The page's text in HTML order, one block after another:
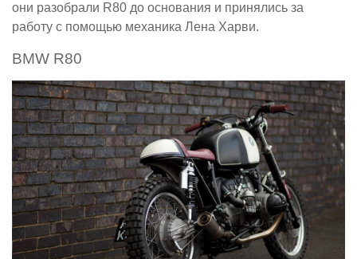
они разобрали R80 до основания и принялись за
работу с помощью механика Лена Харви.
BMW R80